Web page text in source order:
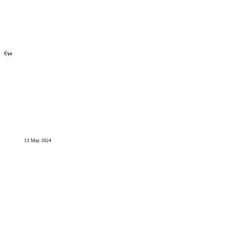
Üye
13 May 2024